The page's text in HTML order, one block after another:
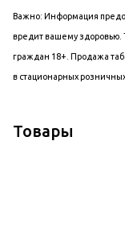
Важно: Информация
вредит вашему
граждан 18+. Продажа
в стационарных
Товары